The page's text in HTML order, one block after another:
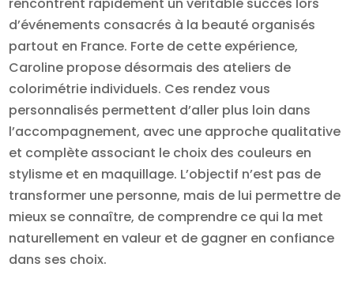
d’événements consacrés à la beauté organisés
partout en France. Forte de cette expérience,
Caroline propose désormais des ateliers de
colorimétrie individuels. Ces rendez vous
personnalisés permettent d’aller plus loin dans
l’accompagnement, avec une approche qualitative
et complète associant le choix des couleurs en
stylisme et en maquillage. L’objectif n’est pas de
transformer une personne, mais de lui permettre de
mieux se connaître, de comprendre ce qui la met
naturellement en valeur et de gagner en confiance
dans ses choix.